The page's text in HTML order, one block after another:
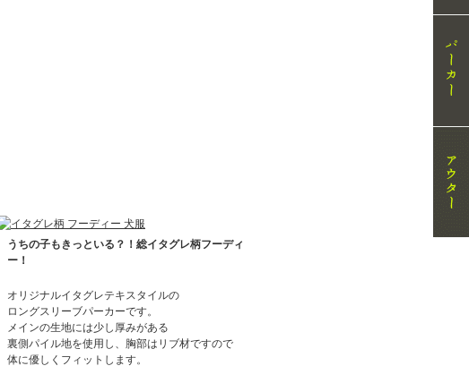
うちの子もきっといる？！総イタグレ柄フーディ
ー！
オリジナルイタグレテキスタイルの
ロングスリーブパーカーです。
メインの生地には少し厚みがある
裏側パイル地を使用し、胸部はリブ材ですので
体に優しくフィットします。